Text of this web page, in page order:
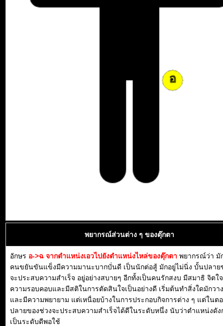
พยากรณ์ส่วนต่าง ๆ ของตุ๊กตา
อักษร อ->ฉ จากตำแหน่งเอวไปยังตำแหน่งไหล่ของตุ๊กตา พยากรณ์ว่า มั
คนขยันขันแข็งมีความมานะบากบั่นดี เป็นนักต่อสู้ มักอยู่ไม่นิ่ง บั้นปลาย
จะประสบความสำเร็จ อยู่อย่างสบายๆ อีกทั้งเป็นคนรักสงบ มีสมาธิ จิตใ
ความรอบคอบและมีสติในการตัดสินใจเป็นอย่างดี เริ่มต้นทำสิ่งใดมักวา
และมีความพยายาม แต่เหนื่อยบ้างในการประกอบกิจการต่าง ๆ แต่ในต
ปลายของช่วงจะประสบความสำเร็จได้ดีในระดับหนึ่ง นับว่าตำแหน่งดัง
เป็นระดับดีพอใช้